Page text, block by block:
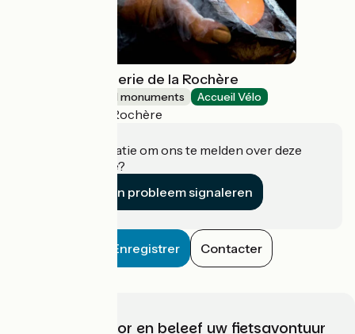
Verrerie Cristallerie de la Rochère
Sites and historical monuments Accueil Vélo
Passavant-la-Rochère
Heeft u informatie om ons te melden over deze
accommodatie?
Een probleem signaleren
Enregistrer Contacter
Kies, bereid voor en beleef uw fietsavontuur